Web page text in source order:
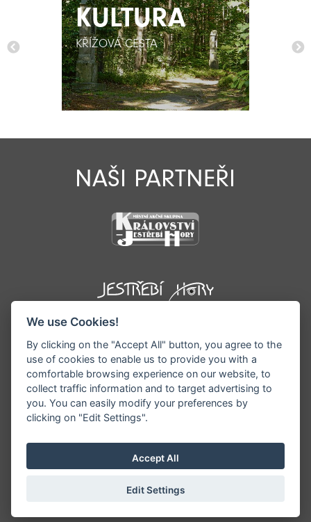
KULTURA
KŘÍŽOVÁ CESTA
KULTURA
KŘÍŽOVÁ CESTA
NAŠI PARTNEŘI
©1996 - 2026 Všechna práva vyhrazena serveru
zveřejňovaných informací a vyhrazuje si právo
Sekce pro starosty/ředitele|Nastavení cookies
We use Cookies!
By clicking on the "Accept All" button, you agree to the
use of cookies to enable us to provide you with a
comfortable browsing experience on our website, to
collect traffic information and to target advertising to
you. You can easily modify your preferences by
clicking on "Edit Settings".
Accept All
Edit Settings